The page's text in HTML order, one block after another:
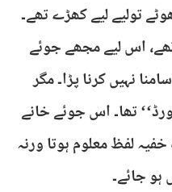
تولیے لیے کھڑے تھے۔
اس لیے مجھے جوئے
نہیں کرنا پڑا۔ مگر
تھا۔ اس جوئے خانے
لفظ معلوم ہوتا ورنہ
جائے۔